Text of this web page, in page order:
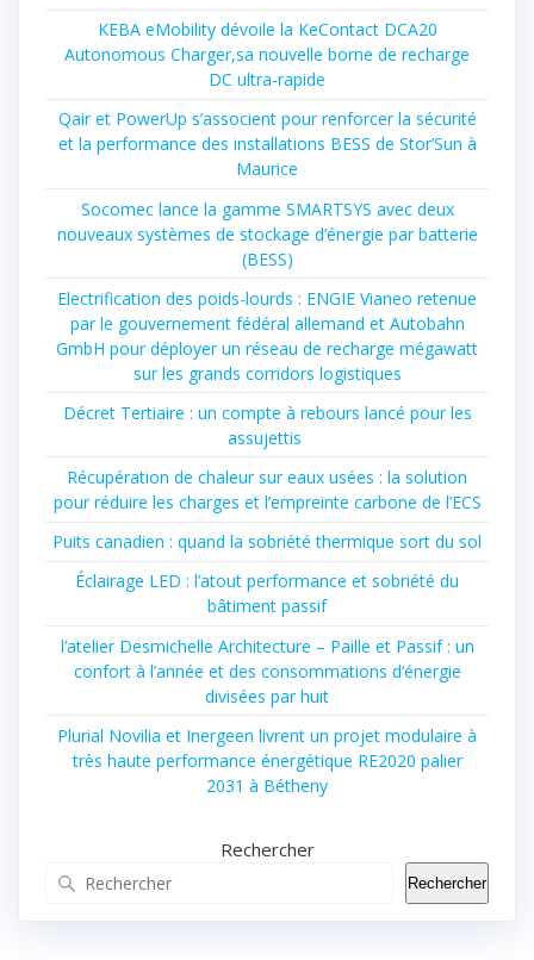
KEBA eMobility dévoile la KeContact DCA20
Autonomous Charger,sa nouvelle borne de recharge
DC ultra-rapide
Qair et PowerUp s’associent pour renforcer la sécurité
et la performance des installations BESS de Stor’Sun à
Maurice
Socomec lance la gamme SMARTSYS avec deux
nouveaux systèmes de stockage d’énergie par batterie
(BESS)
Electrification des poids-lourds : ENGIE Vianeo retenue
par le gouvernement fédéral allemand et Autobahn
GmbH pour déployer un réseau de recharge mégawatt
sur les grands corridors logistiques
Décret Tertiaire : un compte à rebours lancé pour les
assujettis
Récupération de chaleur sur eaux usées : la solution
pour réduire les charges et l’empreinte carbone de l’ECS
Puits canadien : quand la sobriété thermique sort du sol
Éclairage LED : l’atout performance et sobriété du
bâtiment passif
l’atelier Desmichelle Architecture – Paille et Passif : un
confort à l’année et des consommations d’énergie
divisées par huit
Plurial Novilia et Inergeen livrent un projet modulaire à
très haute performance énergétique RE2020 palier
2031 à Bétheny
Rechercher
Rechercher